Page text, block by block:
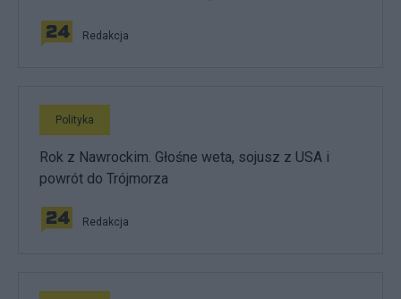
Redakcja
Polityka
Rok z Nawrockim. Głośne weta, sojusz z USA i
powrót do Trójmorza
Redakcja